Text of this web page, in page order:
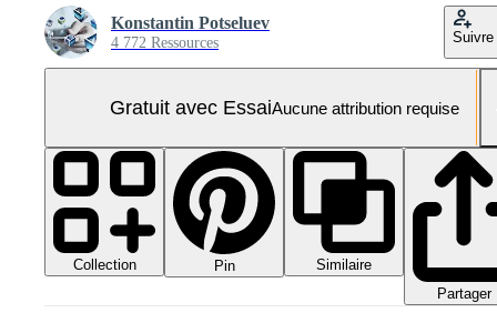
Konstantin Potseluev
4 772 Ressources Suivre
Gratuit avec EssaiAucune attribution requise
Collection Pin
Similaire
Partager